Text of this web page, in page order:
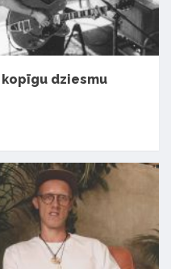
dziesmu